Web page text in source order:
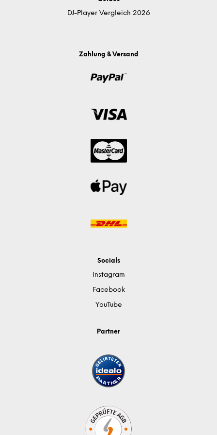
DJ-Player Vergleich 2026
Zahlung & Versand
Socials
Instagram
Facebook
YouTube
Partner